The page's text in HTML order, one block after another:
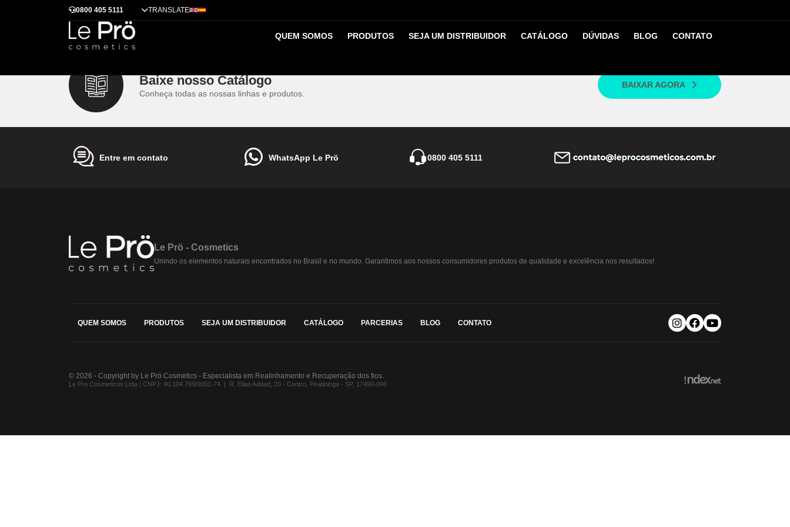
0800 405 5111 TRANSLATE
QUEM SOMOS PRODUTOS SEJA UM DISTRIBUIDOR CATÁLOGO DÚVIDAS BLOG CONTATO
TendênciasTratamentosTécnicasCases de sucesso
Como usar o Spray Bifásico?
Após escovação, prancha, ou apenas uma finalização diária, borrife o Spray com uma distância de, aproximadamente, 30 cm dos fios.
Baixe nosso Catálogo
Conheça todas as nossas linhas e produtos.
BAIXAR AGORA
Entre em contato WhatsApp Le Prö 0800 405 5111
Le Prö - Cosmetics
Unindo os elementos naturais encontrados no Brasil e no mundo. Garantimos aos nossos consumidores produtos de qualidade e excelência nos resultados!
QUEM SOMOS PRODUTOS SEJA UM DISTRIBUIDOR CATÁLOGO PARCERIAS BLOG CONTATO
© 2026 - Copyright by Le Prö Cosmetics - Especialista em Realinhamento e Recuperação dos fios.
Le Pro Cosmeticos Ltda | CNPJ: 40.104.769/0001-74 | R. Elias Addad, 20 - Centro, Piratininga - SP, 17490-096